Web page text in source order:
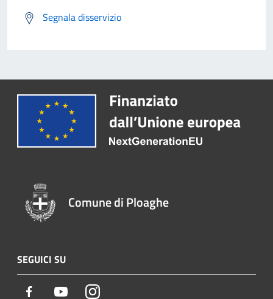
Segnala disservizio
Comune di Ploaghe
SEGUICI SU
Facebook YoutubeInstagram